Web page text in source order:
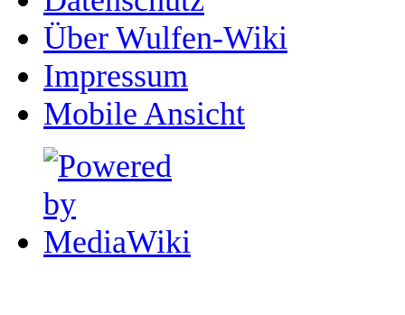
Über Wulfen-Wiki
Impressum
Mobile Ansicht